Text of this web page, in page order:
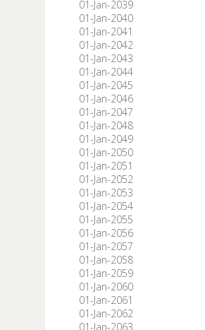
01-Jan-2039
01-Jan-2040
01-Jan-2041
01-Jan-2042
01-Jan-2043
01-Jan-2044
01-Jan-2045
01-Jan-2046
01-Jan-2047
01-Jan-2048
01-Jan-2049
01-Jan-2050
01-Jan-2051
01-Jan-2052
01-Jan-2053
01-Jan-2054
01-Jan-2055
01-Jan-2056
01-Jan-2057
01-Jan-2058
01-Jan-2059
01-Jan-2060
01-Jan-2061
01-Jan-2062
01-Jan-2063